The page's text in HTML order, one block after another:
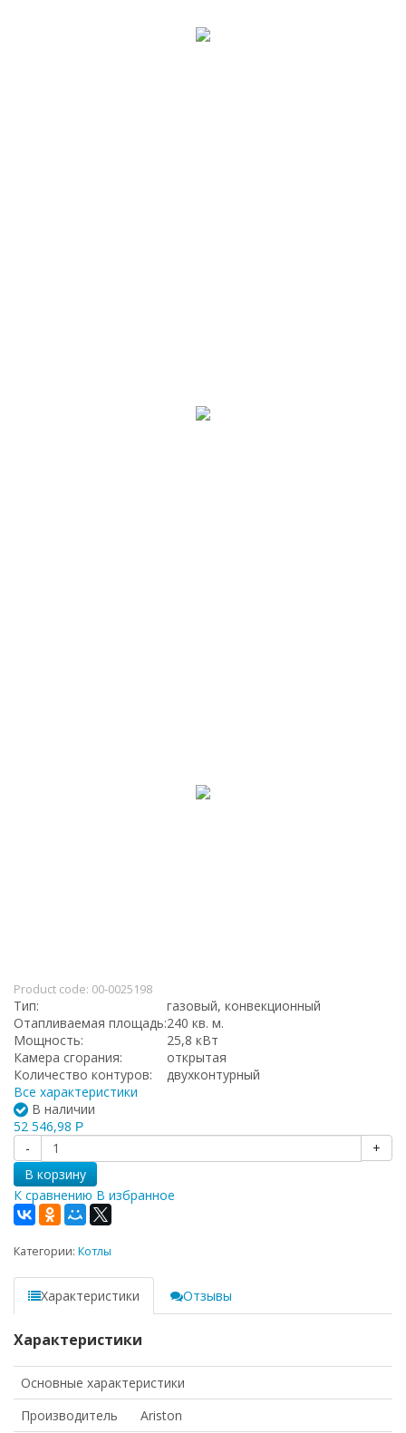
Product code: 00-0025198
Тип:
газовый, конвекционный
Отапливаемая площадь:240 кв. м.
Мощность:
25,8 кВт
Камера сгорания:
открытая
Количество контуров:
двухконтурный
Все характеристики
В наличии
52 546,98 Р
-
+
В корзину
К сравнению В избранное
Категории: Котлы
Характеристики Отзывы
Характеристики
Основные характеристики
Производитель
Ariston